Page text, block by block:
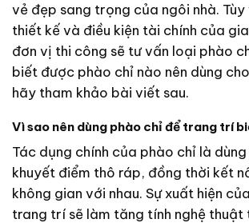
vẻ đẹp sang trọng của ngôi nhà.
thiết kế và điều kiện tài chính của
đơn vị thi công sẽ tư vấn loại phào
biết được phào chỉ nào nên dùng
hãy tham khảo bài viết sau.
Vì sao nên dùng phào chỉ để trang trí
Tác dụng chính của phào chỉ là
khuyết điểm thô ráp, đồng thời kết
không gian với nhau. Sự xuất hiện
trang trí sẽ làm tăng tính nghệ